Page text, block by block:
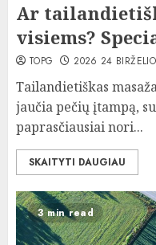
Ar
visiems?
TOPG 2026 24 BIRŽELIO
Tailandietiškas
jaučia pečių įtampą,
paprasčiausiai nori...
SKAITYTI DAUGIAU
3 min read